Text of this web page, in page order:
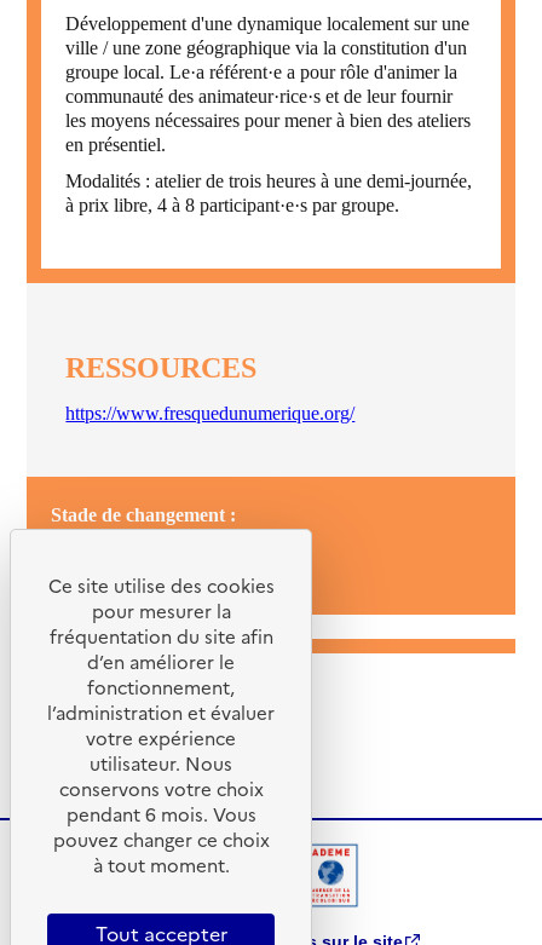
Développement d'une dynamique localement sur une
ville / une zone géographique via la constitution d'un
groupe local. Le·a référent·e a pour rôle d'animer la
communauté des animateur·rice·s et de leur fournir
les moyens nécessaires pour mener à bien des ateliers
en présentiel.
Modalités : atelier de trois heures à une demi-journée,
à prix libre, 4 à 8 participant·e·s par groupe.
RESSOURCES
https://www.fresquedunumerique.org/
Stade de changement :
Ce site utilise des cookies
pour mesurer la
fréquentation du site afin
d’en améliorer le
fonctionnement,
l’administration et évaluer
votre expérience
utilisateur. Nous
conservons votre choix
pendant 6 mois. Vous
pouvez changer ce choix
à tout moment.
Tout accepter